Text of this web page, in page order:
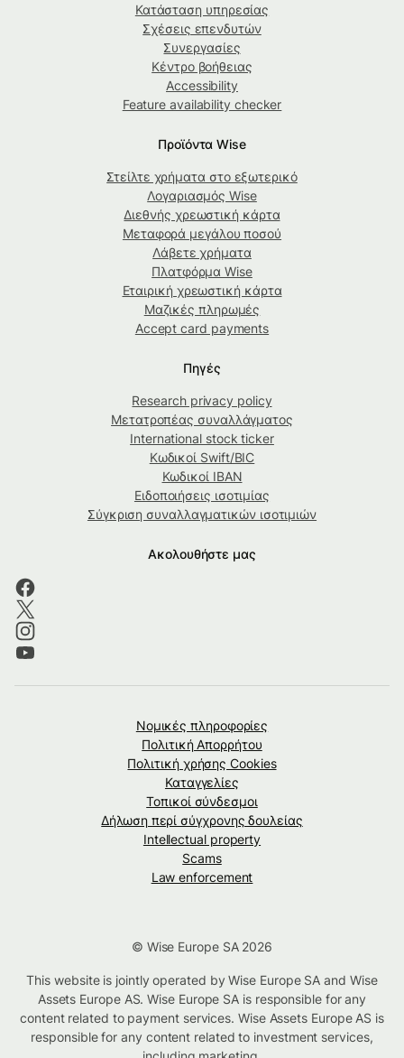
Κατάσταση υπηρεσίας
Σχέσεις επενδυτών
Συνεργασίες
Κέντρο βοήθειας
Accessibility
Feature availability checker
Προϊόντα Wise
Στείλτε χρήματα στο εξωτερικό
Λογαριασμός Wise
Διεθνής χρεωστική κάρτα
Μεταφορά μεγάλου ποσού
Λάβετε χρήματα
Πλατφόρμα Wise
Εταιρική χρεωστική κάρτα
Μαζικές πληρωμές
Accept card payments
Πηγές
Research privacy policy
Μετατροπέας συναλλάγματος
International stock ticker
Κωδικοί Swift/BIC
Κωδικοί IBAN
Ειδοποιήσεις ισοτιμίας
Σύγκριση συναλλαγματικών ισοτιμιών
Ακολουθήστε μας
Νομικές πληροφορίες
Πολιτική Απορρήτου
Πολιτική χρήσης Cookies
Καταγγελίες
Τοπικοί σύνδεσμοι
Δήλωση περί σύγχρονης δουλείας
Intellectual property
Scams
Law enforcement
© Wise Europe SA 2026
This website is jointly operated by Wise Europe SA and Wise
Assets Europe AS. Wise Europe SA is responsible for any
content related to payment services. Wise Assets Europe AS is
responsible for any content related to investment services,